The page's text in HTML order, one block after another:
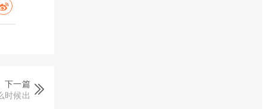
下一篇
时候出